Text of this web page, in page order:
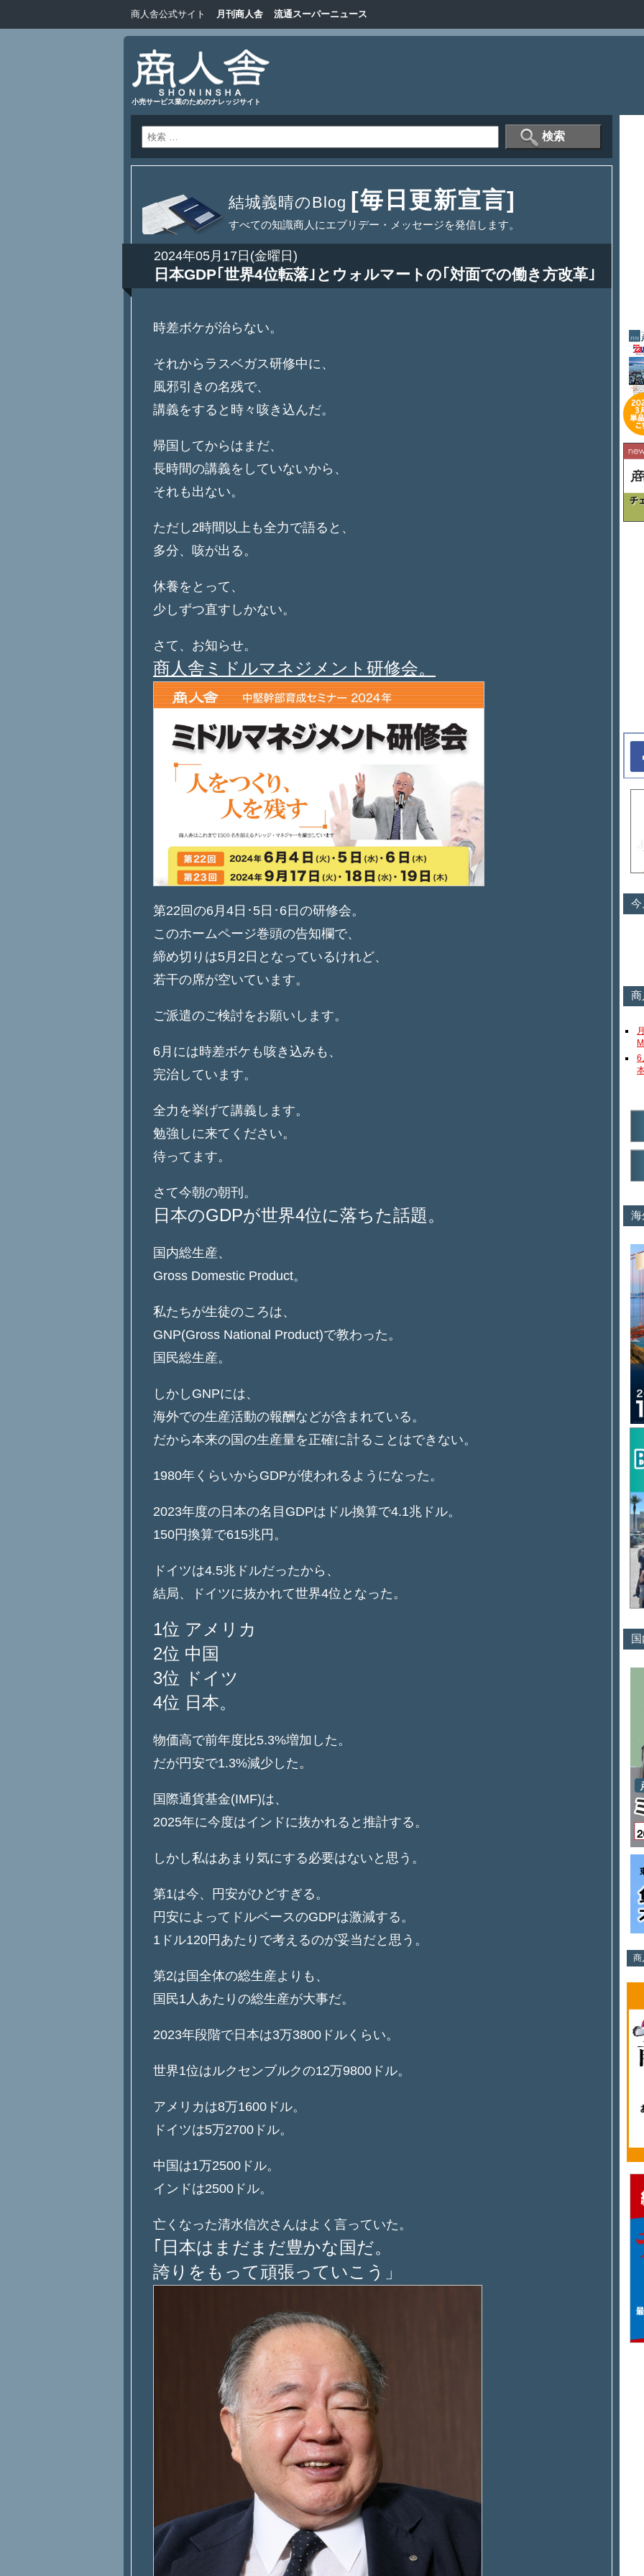
商人舎公式サイト 月刊商人舎 流通スーパーニュース
小売サービス業のためのナレッジサイト
結城義晴のBlog [毎日更新宣言]
すべての知識商人にエブリデー・メッセージを発信します。
2024年05月17日(金曜日)
日本GDP｢世界4位転落｣とウォルマートの｢対面での働き方改革｣
時差ボケが治らない。
それからラスベガス研修中に、
風邪引きの名残で、
講義をすると時々咳き込んだ。
帰国してからはまだ、
長時間の講義をしていないから、
それも出ない。
ただし2時間以上も全力で語ると、
多分、咳が出る。
休養をとって、
少しずつ直すしかない。
さて、お知らせ。
商人舎ミドルマネジメント研修会。
第22回の6月4日･5日･6日の研修会。
このホームページ巻頭の告知欄で、
締め切りは5月2日となっているけれど、
若干の席が空いています。
ご派遣のご検討をお願いします。
6月には時差ボケも咳き込みも、
完治しています。
全力を挙げて講義します。
勉強しに来てください。
待ってます。
さて今朝の朝刊。
日本のGDPが世界4位に落ちた話題。
国内総生産、
Gross Domestic Product。
私たちが生徒のころは、
GNP(Gross National Product)で教わった。
国民総生産。
しかしGNPには、
海外での生産活動の報酬などが含まれている。
だから本来の国の生産量を正確に計ることはできない。
1980年くらいからGDPが使われるようになった。
2023年度の日本の名目GDPはドル換算で4.1兆ドル。
150円換算で615兆円。
ドイツは4.5兆ドルだったから、
結局、ドイツに抜かれて世界4位となった。
1位 アメリカ
2位 中国
3位 ドイツ
4位 日本。
物価高で前年度比5.3%増加した。
だが円安で1.3%減少した。
国際通貨基金(IMF)は、
2025年に今度はインドに抜かれると推計する。
しかし私はあまり気にする必要はないと思う。
第1は今、円安がひどすぎる。
円安によってドルベースのGDPは激減する。
1ドル120円あたりで考えるのが妥当だと思う。
第2は国全体の総生産よりも、
国民1人あたりの総生産が大事だ。
2023年段階で日本は3万3800ドルくらい。
世界1位はルクセンブルクの12万9800ドル。
アメリカは8万1600ドル。
ドイツは5万2700ドル。
中国は1万2500ドル。
インドは2500ドル。
亡くなった清水信次さんはよく言っていた。
｢日本はまだまだ豊かな国だ。
誇りをもって頑張っていこう」
6
商